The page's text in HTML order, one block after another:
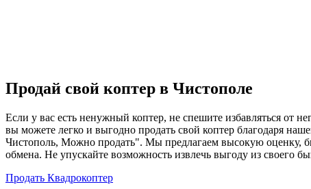
Продай свой коптер в Чистополе
Если у вас есть ненужный коптер, не спешите избавляться от
вы можете легко и выгодно продать свой коптер благодаря
Чистополь, Можно продать". Мы предлагаем высокую оценку,
обмена. Не упускайте возможность извлечь выгоду из своего
Продать Квадрокоптер